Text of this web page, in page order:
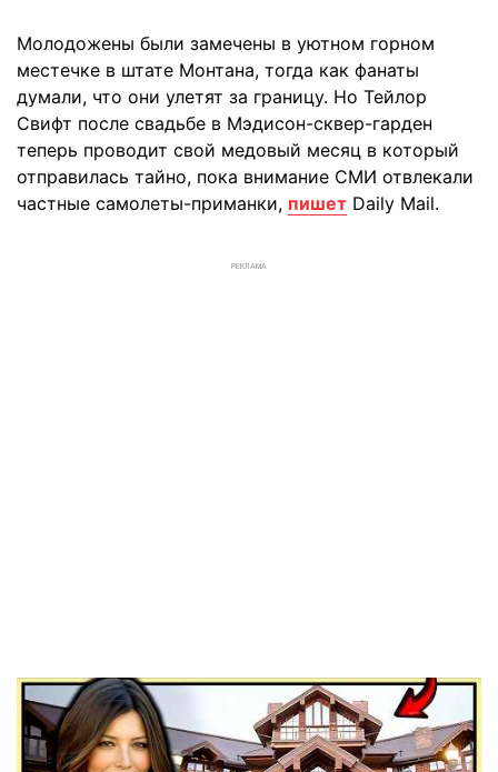
Молодожены были замечены в уютном горном
местечке в штате Монтана, тогда как фанаты
думали, что они улетят за границу. Но Тейлор
Свифт после свадьбе в Мэдисон-сквер-гарден
теперь проводит свой медовый месяц в который
отправилась тайно, пока внимание СМИ отвлекали
частные самолеты-приманки, пишет Daily Mail.
РЕКЛАМА